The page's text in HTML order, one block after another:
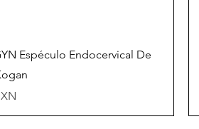
Vista rápida
Espéculo Endocervical De